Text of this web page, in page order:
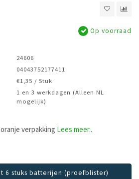
Op voorraad
24606
04043752177411
€1,35 / Stuk
1 en 3 werkdagen (Alleen NL
mogelijk)
verpakking Lees meer..
6 stuks batterijen (proefblister)